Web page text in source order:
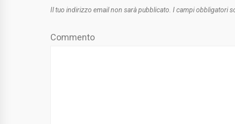
Il tuo indirizzo email non sarà pubblicato. I campi obbligatori
Commento